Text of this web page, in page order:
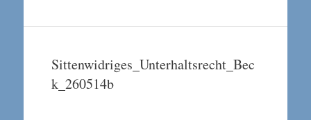
Sittenwidriges_Unterhaltsrecht_Bec
k_260514b